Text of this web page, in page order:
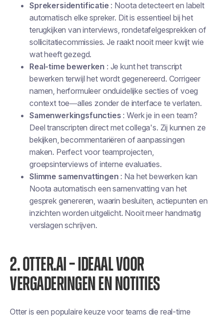
Sprekersidentificatie : Noota detecteert en labelt
automatisch elke spreker. Dit is essentieel bij het
terugkijken van interviews, rondetafelgesprekken of
sollicitatiecommissies. Je raakt nooit meer kwijt wie
wat heeft gezegd.
Real-time bewerken : Je kunt het transcript
bewerken terwijl het wordt gegenereerd. Corrigeer
namen, herformuleer onduidelijke secties of voeg
context toe—alles zonder de interface te verlaten.
Samenwerkingsfuncties : Werk je in een team?
Deel transcripten direct met collega's. Zij kunnen ze
bekijken, becommentariëren of aanpassingen
maken. Perfect voor teamprojecten,
groepsinterviews of interne evaluaties.
Slimme samenvattingen : Na het bewerken kan
Noota automatisch een samenvatting van het
gesprek genereren, waarin besluiten, actiepunten en
inzichten worden uitgelicht. Nooit meer handmatig
verslagen schrijven.
2. OTTER.AI – IDEAAL VOOR
VERGADERINGEN EN NOTITIES
Otter is een populaire keuze voor teams die real-time